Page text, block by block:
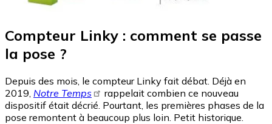
Compteur Linky : comment se passe
la pose ?
Depuis des mois, le compteur Linky fait débat. Déjà en
2019, Notre Temps
rappelait combien ce nouveau
dispositif était décrié. Pourtant, les premières phases de la
pose remontent à beaucoup plus loin. Petit historique.